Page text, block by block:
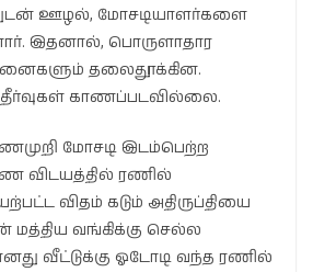
ஊழல், மோசடியாளர்களை
இதனால், பொருளாதார
தலைதூக்கின.
தீர்வுகள் காணப்படவில்லை.
மோசடி இடம்பெற்ற
விடயத்தில் ரணில்
விதம் கடும் அதிருப்தியை
மத்திய வங்கிக்கு செல்ல
வீட்டுக்கு ஓடோடி வந்த ரணில்